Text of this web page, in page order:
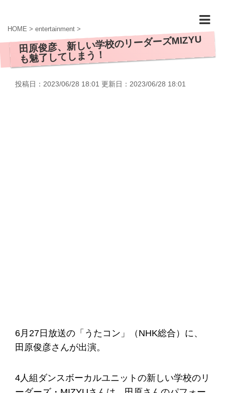
HOME > entertainment >
田原俊彦、新しい学校のリーダーズMIZYU
も魅了してしまう！
投稿日：2023/06/28 18:01 更新日： 2023/06/28 18:01
6月27日放送の「うたコン」（NHK総合）に、
田原俊彦さんが出演。
4人組ダンスボーカルユニットの新しい学校のリ